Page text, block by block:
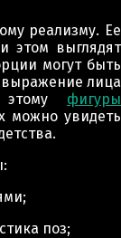
реализму. Ее
этом выглядят
могут быть
выражение лица
этому фигуры
можно увидеть
поз;